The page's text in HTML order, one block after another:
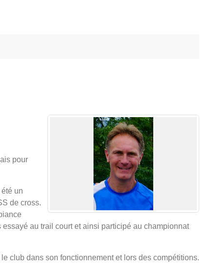
pour
un
de cross.
au trail court et ainsi participé au championnat
club dans son fonctionnement et lors des compétitions.